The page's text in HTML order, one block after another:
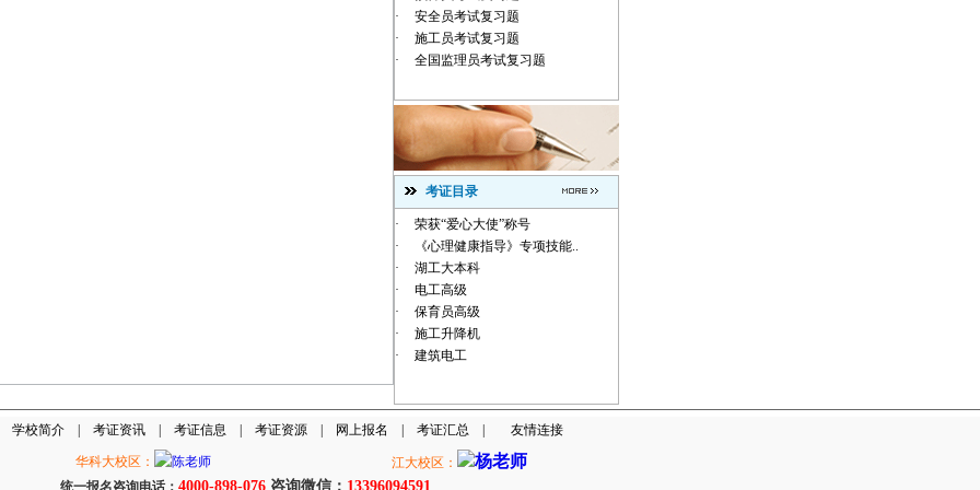
·
安全员考试复习题
·
施工员考试复习题
·
全国监理员考试复习题
考证目录
·
荣获“爱心大使”称号
·
《心理健康指导》专项技能..
·
湖工大本科
·
电工高级
·
保育员高级
·
施工升降机
·
建筑电工
学校简介| 考证资讯| 考证信息 考证资源| 网上报名 考证汇总 友情连接
华科大校区：
江大校区：
统一报名咨询电话： 4000-898-076 咨询微信： 13396094591